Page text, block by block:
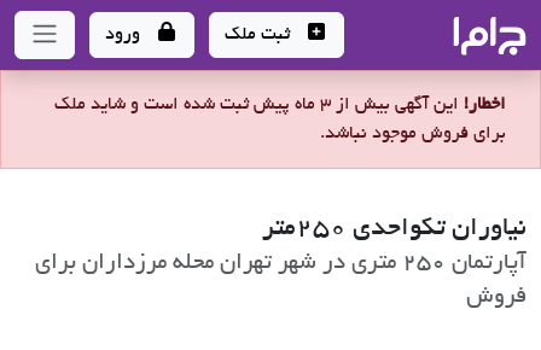
- سامانه جامع املاک و مشاورین املاک
ثبت ملک ورود
اخطار!
این آگهی بیش از 3 ماه پیش ثبت شده است و شاید ملک
برای فروش موجود نباشد.
نیاوران تکواحدی 250متر
آپارتمان 250 متری در شهر تهران محله مرزداران برای
فروش